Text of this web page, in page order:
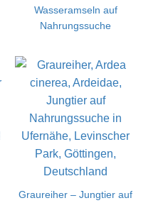
Wasseramseln auf
Nahrungssuche
Graureiher – Jungtier auf